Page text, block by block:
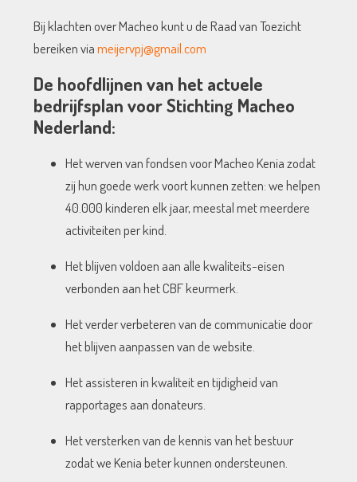
Bij klachten over Macheo kunt u de Raad van Toezicht
bereiken viameijervpj@gmail.com
De hoofdlijnen van het actuele
bedrijfsplan voor Stichting Macheo
Nederland:
Het werven van fondsen voor Macheo Kenia zodat
zij hun goede werk voort kunnen zetten: we helpen
40.000 kinderen elk jaar, meestal met meerdere
activiteiten per kind.
Het blijven voldoen aan alle kwaliteits-eisen
verbonden aan het CBF keurmerk.
Het verder verbeteren van de communicatie door
het blijven aanpassen van de website.
Het assisteren in kwaliteit en tijdigheid van
rapportages aan donateurs.
Het versterken van de kennis van het bestuur
zodat we Kenia beter kunnen ondersteunen.